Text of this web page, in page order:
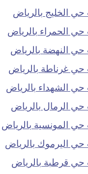
الخليج بالرياض
الحمراء بالرياض
النهضة بالرياض
غرناطة بالرياض
الشهداء بالرياض
الرمال بالرياض
المونسية بالرياض
اليرموك بالرياض
قرطبة بالرياض